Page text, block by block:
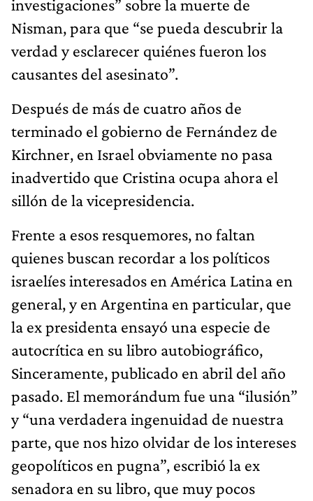
investigaciones” sobre la muerte de
Nisman, para que “se pueda descubrir la
verdad y esclarecer quiénes fueron los
causantes del asesinato”.
Después de más de cuatro años de
terminado el gobierno de Fernández de
Kirchner, en Israel obviamente no pasa
inadvertido que Cristina ocupa ahora el
sillón de la vicepresidencia.
Frente a esos resquemores, no faltan
quienes buscan recordar a los políticos
israelíes interesados en América Latina en
general, y en Argentina en particular, que
la ex presidenta ensayó una especie de
autocrítica en su libro autobiográfico,
Sinceramente, publicado en abril del año
pasado. El memorándum fue una “ilusión”
y “una verdadera ingenuidad de nuestra
parte, que nos hizo olvidar de los intereses
geopolíticos en pugna”, escribió la ex
senadora en su libro, que muy pocos